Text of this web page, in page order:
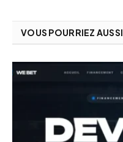
VOUS POURRIEZ AUSSI